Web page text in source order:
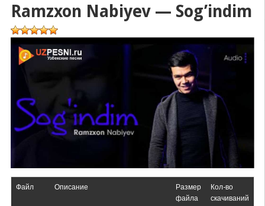
Ramzxon Nabiyev — Sog’indim
Файл Описание
Размер
файла
Кол-во
скачиваний